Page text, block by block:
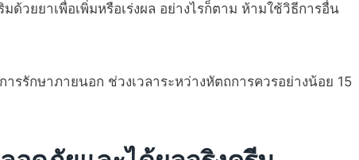
วยยาเพื่อเพิ่มหรือเร่งผล อย่างไรก็ตาม ห้ามใช้วิธีการอื่น
รรักษาภายนอก ช่วงเวลาระหว่างหัตถการควรอย่างน้อย 15